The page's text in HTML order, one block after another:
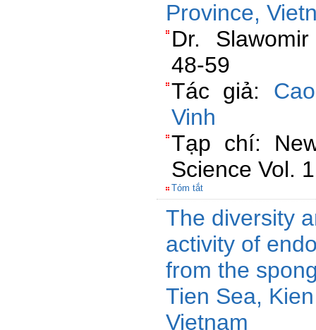
Province,
Dr.
48-59
Tác giả:
Vinh
Tạp chí:
Science Vol. 1
Tóm tắt
The diversity
activity of
from the
Tien Sea,
Vietnam